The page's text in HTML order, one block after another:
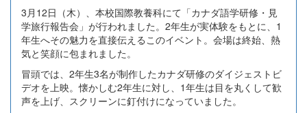
3月12日（木）、本校国際教養科にて「カナダ語学研修・見
学旅行報告会」が行われました。2年生が実体験をもとに、1
年生へその魅力を直接伝えるこのイベント。会場は終始、熱
気と笑顔に包まれました。
冒頭では、2年生3名が制作したカナダ研修のダイジェストビ
デオを上映。懐かしむ2年生に対し、1年生は目を丸くして歓
声を上げ、スクリーンに釘付けになっていました。